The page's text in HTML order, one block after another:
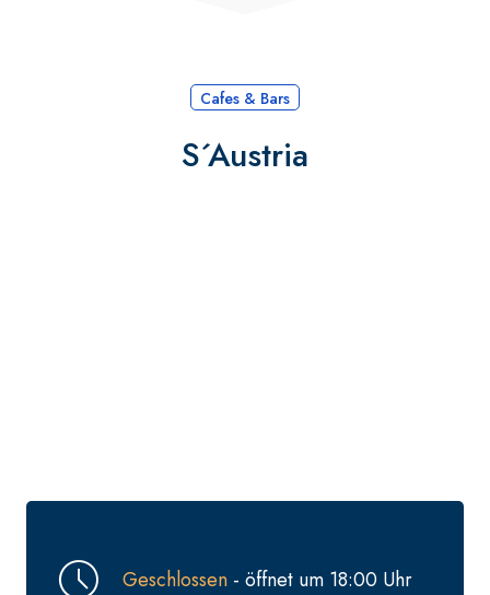
Cafes & Bars
S´Austria
Geschlossen - öffnet um 18:00 Uhr